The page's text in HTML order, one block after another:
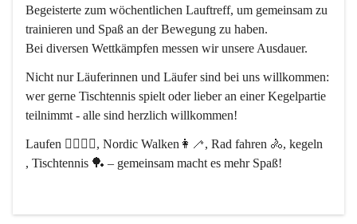
Begeisterte zum wöchentlichen Lauftreff, um gemeinsam zu
trainieren und Spaß an der Bewegung zu haben.
Bei diversen Wettkämpfen messen wir unsere Ausdauer.
Nicht nur Läuferinnen und Läufer sind bei uns willkommen:
wer gerne Tischtennis spielt oder lieber an einer Kegelpartie
teilnimmt - alle sind herzlich willkommen!
Laufen 🏃‍♂️🏃‍♀️, Nordic Walken👩‍🦯, Rad fahren 🚴, kegeln
, Tischtennis 🏓 – gemeinsam macht es mehr Spaß!